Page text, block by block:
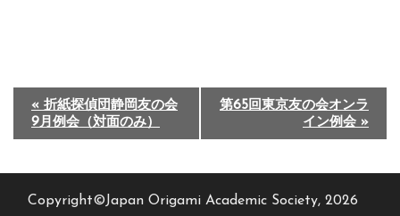
イ
ベ
ト
« 折紙探偵団静岡友の会
9月例会（対面のみ）
第65回東京友の会オンラ
イン例会 »
Copyright©Japan Origami Academic Society, 2026